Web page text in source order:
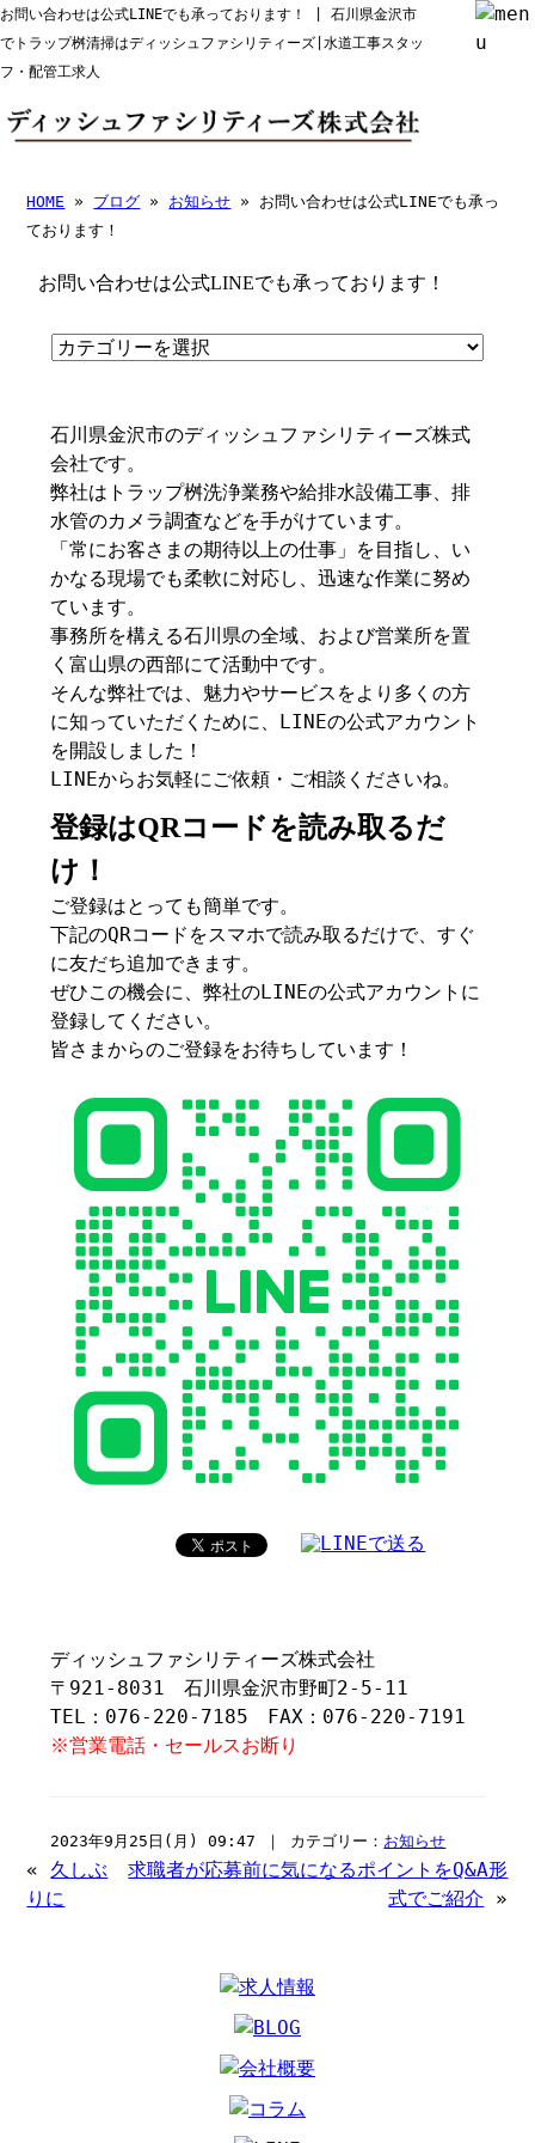
お問い合わせは公式LINEでも承っております！ | 石川県金沢市
でトラップ桝清掃はディッシュファシリティーズ|水道工事スタッ
フ・配管工求人
HOME » ブログ » お知らせ » お問い合わせは公式LINEでも承っ
ております！
お問い合わせは公式LINEでも承っております！
石川県金沢市のディッシュファシリティーズ株式
会社です。
弊社はトラップ桝洗浄業務や給排水設備工事、排
水管のカメラ調査などを手がけています。
「常にお客さまの期待以上の仕事」を目指し、い
かなる現場でも柔軟に対応し、迅速な作業に努め
ています。
事務所を構える石川県の全域、および営業所を置
く富山県の西部にて活動中です。
そんな弊社では、魅力やサービスをより多くの方
に知っていただくために、LINEの公式アカウント
を開設しました！
LINEからお気軽にご依頼・ご相談くださいね。
登録はQRコードを読み取るだ
け！
ご登録はとっても簡単です。
下記のQRコードをスマホで読み取るだけで、すぐ
に友だち追加できます。
ぜひこの機会に、弊社のLINEの公式アカウントに
登録してください。
皆さまからのご登録をお待ちしています！
ディッシュファシリティーズ株式会社
〒921-8031 石川県金沢市野町2-5-11
TEL：076-220-7185 FAX：076-220-7191
※営業電話・セールスお断り
2023年9月25日(月) 09:47 ｜ カテゴリー： お知らせ
« 久しぶ
りに
求職者が応募前に気になるポイントをQ&A形
式でご紹介 »